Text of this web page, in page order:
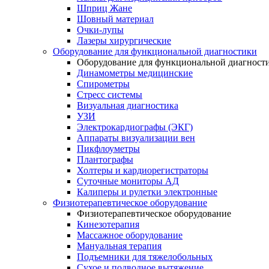
Шприц Жане
Шовный материал
Очки-лупы
Лазеры хирургические
Оборудование для функциональной диагностики
Оборудование для функциональной
Динамометры медицинские
Спирометры
Стресс системы
Визуальная диагностика
УЗИ
Электрокардиографы (ЭКГ)
Аппараты визуализации вен
Пикфлоуметры
Плантографы
Холтеры и кардиорегистраторы
Суточные мониторы АД
Калиперы и рулетки электронные
Физиотерапевтическое оборудование
Физиотерапевтическое оборудование
Кинезотерапия
Массажное оборудование
Мануальная терапия
Подъемники для тяжелобольных